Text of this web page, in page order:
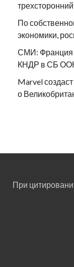
По
экономики,
СМИ: Франция
КНДР в СБ
Marvel
о
При